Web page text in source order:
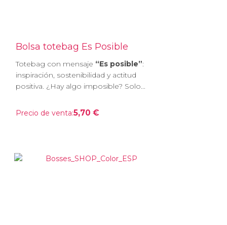
Bolsa totebag Es Posible
Totebag con mensaje “Es posible”:
inspiración, sostenibilidad y actitud
positiva. ¿Hay algo imposible? Solo...
Precio de venta:5,70 €